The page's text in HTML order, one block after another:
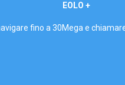
EOLO +
fino a 30Mega e